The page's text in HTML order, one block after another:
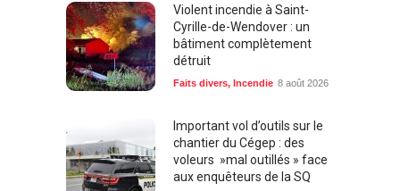
Violent incendie à Saint-
Cyrille-de-Wendover : un
bâtiment complètement
détruit
Faits divers Incendie 8 août 2026
Important vol d’outils sur le
chantier du Cégep : des
voleurs »mal outillés » face
aux enquêteurs de la SQ